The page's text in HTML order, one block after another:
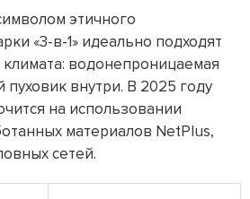
этичного
«3-в-1» идеально подходят
водонепроницаемая
внутри. В 2025 году
на использовании
материалов NetPlus,
сетей.